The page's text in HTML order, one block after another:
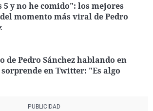
5 y no he comido": los mejores
momento más viral de Pedro
de Pedro Sánchez hablando en
en Twitter: "Es algo